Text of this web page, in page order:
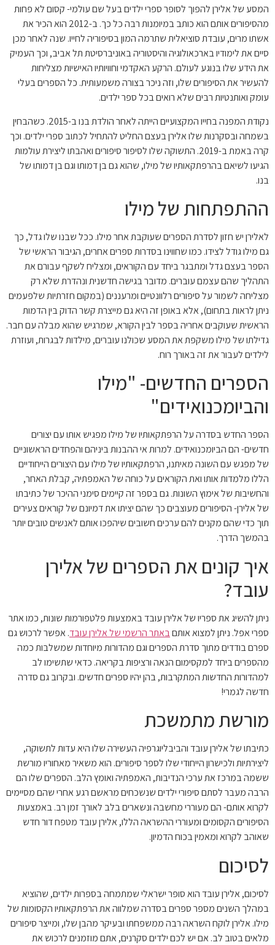
המסע של אלירן להפוך לסופר ספרי ילדים בעל שם עולמי- קסום לא פחות
מהסיפורים אותם הוא כותב במיומנות רבה כל כך. ב-2012 הוא הכיר את
אשתו מרים, עובדת סוציאלית שתרמה המון בסיפוריה לחייו. שנה לאחר מכן
סיים את לימודיו בארכאולוגיה והיסטוריה באוניברסיטת תל אביב, וכך העמיק
את הידע שלו בנוגע לעולם. הרקע האקדמי וחוויותיו האישיות מצליחות
להעשיר את הסיפורים שלו, וזה ניכר בצורה משמעותית. כל הספרים בעלי
עומק ואותנטיות רבים שלא רואים בכל ספר ילדים.
נקודת המפנה בחייו המקצועיים הייתה לאחר הולדת בנו ב-2015. כשהבחין
בשמחה ובסקרנות שלו אלירן בעצם החליט להתחיל לכתוב ספרי ילדים. וכך
קרה באמת ב-2019. התשוקה שלו לסיפור סיפורים ואהבתו ליצירת עולמות
הגיעו לשיאם בהרפתקאותיו של מילו, שהוא גם בן דמותו וגם בן דמותו של
בנו.
ההתפתחות של מילו
לאלירן יש חזון לסדרת הספרים שעוקבת אחר מילו. ככל שבנו שלו גדל, כך
גם מילו גודל לצידו. כמו שחווינו בסדרות ספרים אחרים, הגיבור הראשי של
הספר בעצם גדל ומתבגר ביחד עם הקוראים, ומצליח לשקף עבורם את
התהליך שהם עצמם עוברים. מדובר בגישה חדשנית ונהדרת שלא רק
מצליחה לשמור על סיפורים רלוונטיים ומרעננים (במקום חזרתיות שלפעמים
ניתן לראות בתחום), אלא באופן זה היא גם מייצרת קשר הדוק בין הדמות
הראשית שעוקבים אחריה בספר לבין הקורא, שמרגיש שהוא מבלה עם חבר.
גדילתו של מילו משקפת את המסע שכולנו עוברים, מילדות לבגרות, ועוזרת
לילדים לעבור את זה באורך רוח.
הספרים החדשים- "מילו
והביומכנואידים"
הספר החדש בסדרה על הרפתקאותיו של מילו מפגיש אותו עם יצורים
חדשים- הם הביומכנואידים. למרות אי ההבנות ביניהם והפחדים הראשוניים
של מפגש עם השונה מאיתנו, הרפתקאותיו של מילו עם היצורים הייחודיים
הללו מלמדות אותו ואת הקוראים על כוחה של האמפתיה, קבלת האחר,
והחשיבות של אימוץ השונות. גם בספר זה קיימים סימני ההיכר של כתיבתו
של אלירן- הסיפורים מעוצבים כך שהם יציתו את דמיונם של קוראים צעירים
תוך כדי שהם מקנים להם ערכים חשובים שיהפכו אותם לאנשים טובים יותר
בהמשך הדרך.
איך קונים את הספרים של אלירן
עובד?
ניתן להשיג את ספריו של אלירן עובד באמצעות פלטפורמות שונות, כמו אתר
ספרי אפל. ניתן למצוא אותםבאתר הרשמי של אלירן עובד. אפשר לרכוש גם
ספרם בודדים מתוך סדרת הספרים וגם מהדורות מיוחדות שמשלבות כמה
מהספרים ביחד למקסימום הנאה ורציפות בקריאה. כדאי שתשימו לב
למהדורות החדשות המתקרבות, בהן יהיו ספרים חדשים. ובקרוב גם סדרה
חדשה לגמרי!
מורשת מתמשכת
כתיבתו של אלירן עובד והביבליוגרפיה העשירה שלו היא עדות לתשוקה,
ליצירתיות ולכישרון הייחודי שלו לספר סיפורים. הוא משאיר מאחוריו מורשת
ששמה במרכז את ערכי הנדיבות, האמפתיה ואומץ הלב. הספרים שלו הם
הרבה מעבר לסתם סיפורי ילדים שנשכחים מראשם רגע אחרי שהם מסיימים
לקרוא אותם- הם מעוררי מחשבה ונשארים בלב לאורך זמן רב. באמצעות
הסיפורים הקסומים ומעוררי ההשראה הללו, אלירן עובד מטפח דור חדש
שאוהב לקרוא ומאמין בכוח הדמיון.
לסיכום
לסיכום, אלירן עובד הוא סופר ישראלי שמתמחה בספרות ילדים, שהוציא
במהלך השנים מספר ספרים בסדרה שמלווה את הרפתקאותיו הקסומות של
מילו. אלירן לוקח השראה רבה ממשפחתו ובעיקר מהבן שלו, ומייצר סיפורים
מלאים בטוב לב. אם יש לכם ילדים סקרנים, אתם מוזמנים לרכוש את